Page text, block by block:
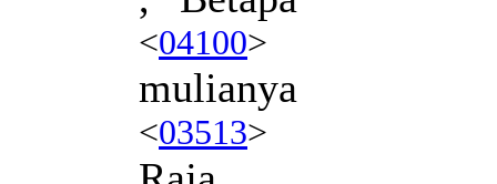
<04100>
mulianya
<03513>